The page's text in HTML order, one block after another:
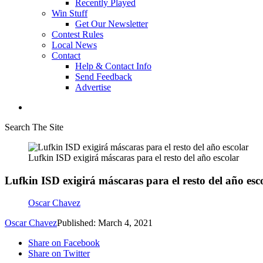
Recently Played
Win Stuff
Get Our Newsletter
Contest Rules
Local News
Contact
Help & Contact Info
Send Feedback
Advertise
Search The Site
Lufkin ISD exigirá máscaras para el resto del año escolar
Lufkin ISD exigirá máscaras para el resto del año
Oscar Chavez
Oscar ChavezPublished: March 4, 2021
Share on Facebook
Share on Twitter